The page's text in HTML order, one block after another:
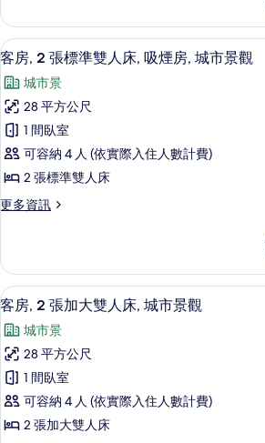
人
床,
城
市
景
觀
的
所
有
1
張
特
雙
人
床,
城
市
景
觀
的
顯
示
客
房,
2
張
標
準
人
床,
吸
煙
房,
城
市
景
高級寢具
7
客房, 2 張標準雙人床, 吸煙房, 城市景觀
城市景
28 平方公尺
1 間臥室
可容納 4 人 (依實際入住人數計費)
2 張標準雙人床
更多資訊
更
2
張
標
雙
人
床,
吸
煙
房,
城
顯
示
客
房,
2
張
加
高級寢具
8
客房, 2 張加大雙人床, 城市景觀
城市景
28 平方公尺
1 間臥室
可容納 4 人 (依實際入住人數計費)
2 張加大雙人床